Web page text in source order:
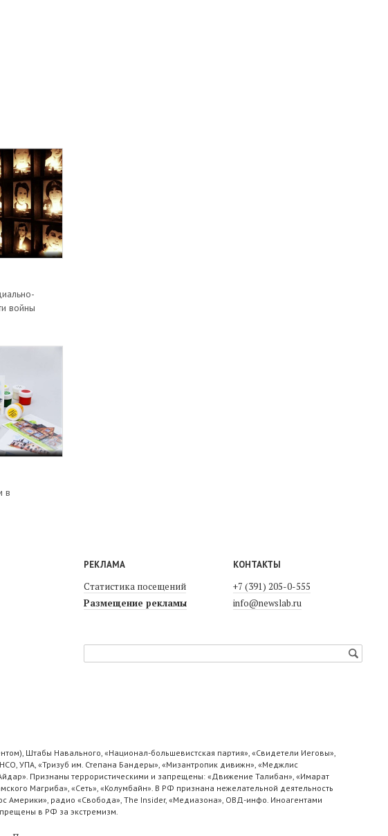
войны
в
РЕКЛАМА
Статистика посещений
Размещение рекламы
КОНТАКТЫ
+7 (391) 205-0-555
info@newslab.ru
Штабы Навального, «Национал-большевистская партия», «Свидетели Иеговы»,
УПА, «Тризуб им. Степана Бандеры», «Мизантропик дивижн», «Меджлис
Признаны террористическими и запрещены: «Движение Талибан», «Имарат
Магриба», «Сеть», «Колумбайн». В РФ признана нежелательной деятельность
Америки», радио «Свобода», The Insider, «Медиазона», ОВД-инфо. Иноагентами
в РФ за экстремизм.